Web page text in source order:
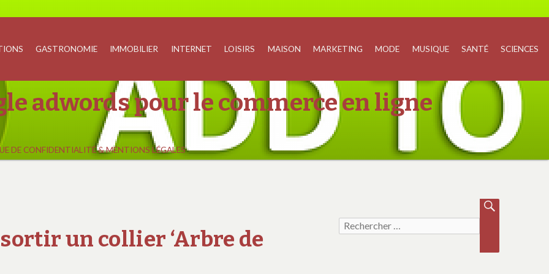
GASTRONOMIE IMMOBILIER INTERNET LOISIRS MAISON MARKETING MODE MUSIQUE SANTÉ SCIENCES
adwords pour le commerce en ligne
DE CONFIDENTIALITÉ & MENTIONS LÉGALES
un collier ‘Arbre de
REC